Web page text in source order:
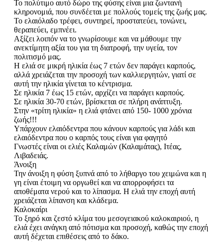
Το πολύτιμο αυτό δώρο της φύσης είναι μια ζωντανή
κληρονομιά, που συνδέεται με πολλούς τομείς της ζωής μας.
Το ελαιόλαδο τρέφει, συντηρεί, προστατεύει, τονώνει,
θεραπεύει, εμπνέει.
Αξίζει λοιπόν να το γνωρίσουμε και να μάθουμε την
ανεκτίμητη αξία του για τη διατροφή, την υγεία, τον
πολιτισμό μας.
Η ελιά σε μικρή ηλικία έως 7 ετών δεν παράγει καρπούς,
αλλά χρειάζεται την προσοχή των καλλιεργητών, γιατί σε
αυτή την ηλικία γίνεται το κέντρισμα.
Σε ηλικία 7 έως 15 ετών, αρχίζει να παράγει καρπούς.
Σε ηλικία 30-70 ετών, βρίσκεται σε πλήρη ανάπτυξη.
Στην «τρίτη ηλικία» η ελιά φτάνει από 150- 1000 χρόνια
ζωής!!!
Υπάρχουν ελαιόδεντρα που κάνουν καρπούς για λάδι και
ελαιόδεντρα που ο καρπός τους είναι για φαγητό
Γνωστές είναι οι ελιές Καλαμών (Καλαμάτας), Ιτέας,
Λιβαδειάς.
Άνοιξη
Την άνοιξη η φύση ξυπνά από το λήθαργο του χειμώνα και η
γη είναι έτοιμη να οργωθεί και να απορροφήσει τα
αποθέματα νερού και το λίπασμα. Η ελιά την εποχή αυτή
χρειάζεται λίπανση και κλάδεμα.
Καλοκαίρι
Το ξηρό και ζεστό κλίμα του μεσογειακού καλοκαιριού, η
ελιά έχει ανάγκη από πότισμα και προσοχή, καθώς την εποχή
αυτή δέχεται επιθέσεις από το δάκο.